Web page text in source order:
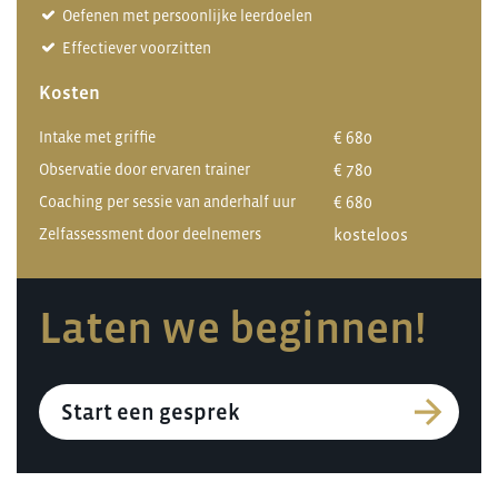
Oefenen met persoonlijke leerdoelen
Effectiever voorzitten
Kosten
Intake met griffie € 680
Observatie door ervaren trainer € 780
Coaching per sessie van anderhalf uur € 680
Zelfassessment door deelnemers kosteloos
Laten we beginnen!
Start een gesprek